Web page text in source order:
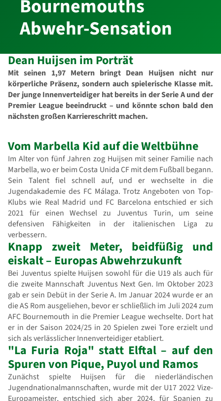
Bournemouths
Abwehr-Sensation
Dean Huijsen im Porträt
Mit seinen 1,97 Metern bringt Dean Huijsen nicht nur
körperliche Präsenz, sondern auch spielerische Klasse mit.
Der junge Innenverteidiger hat bereits in der Serie A und der
Premier League beeindruckt – und könnte schon bald den
nächsten großen Karriereschritt machen.
Vom Marbella Kid auf die Weltbühne
Im Alter von fünf Jahren zog Huijsen mit seiner Familie nach
Marbella, wo er beim Costa Unida CF mit dem Fußball begann.
Sein Talent fiel schnell auf, und er wechselte in die
Jugendakademie des FC Málaga. Trotz Angeboten von Top-
Klubs wie Real Madrid und FC Barcelona entschied er sich
2021 für einen Wechsel zu Juventus Turin, um seine
defensiven Fähigkeiten in der italienischen Liga zu
verbessern.
Knapp zweit Meter, beidfüßig und
eiskalt – Europas Abwehrzukunft
Bei Juventus spielte Huijsen sowohl für die U19 als auch für
die zweite Mannschaft Juventus Next Gen. Im Oktober 2023
gab er sein Debüt in der Serie A. Im Januar 2024 wurde er an
die AS Rom ausgeliehen, bevor er schließlich im Juli 2024 zum
AFC Bournemouth in die Premier League wechselte. Dort hat
er in der Saison 2024/25 in 20 Spielen zwei Tore erzielt und
sich als verlässlicher Innenverteidiger etabliert.
"La Furia Roja" statt Elftal – auf den
Spuren von Pique, Puyol und Ramos
Zunächst spielte Huijsen für die niederländischen
Jugendnationalmannschaften, wurde mit der U17 2022 Vize-
Europameister, entschied sich aber 2024, für Spanien zu